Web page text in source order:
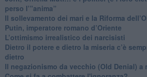
perso l’”anima”
​Il sollevamento dei mari e la Riforma
Putin, imperatore romano d’Oriente
​L’ottimismo irrealistico dei narcisisti
​Dietro il potere e dietro la miseria c’è
dietro
Il negazionismo da vecchio (Old Denial) a